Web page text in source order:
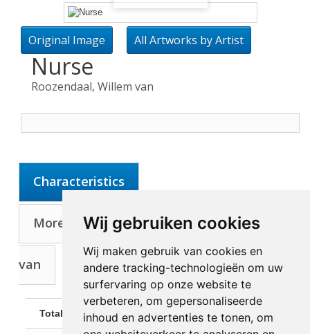
Wij gebruiken cookies
Wij maken gebruik van cookies en
andere tracking-technologieën om uw
surfervaring op onze website te
verbeteren, om gepersonaliseerde
inhoud en advertenties te tonen, om
Original Image All Artworks by Artist
Nurse
Roozendaal, Willem van
Characteristics
More about Artist: Roozendaal, Willem
van
Total Size: 70 x 38 cm